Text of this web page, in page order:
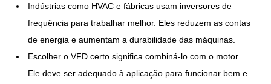
Indústrias como HVAC e fábricas usam inversores de
frequência para trabalhar melhor. Eles reduzem as contas
de energia e aumentam a durabilidade das máquinas.
Escolher o VFD certo significa combiná-lo com o motor.
Ele deve ser adequado à aplicação para funcionar bem e